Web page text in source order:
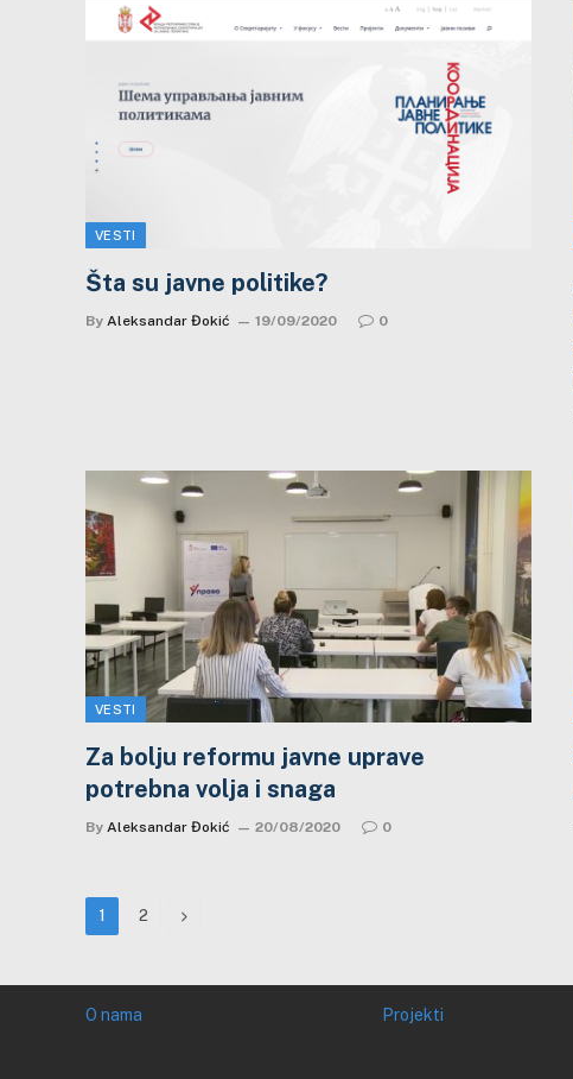
VESTI
Šta su javne politike?
By Aleksandar Đokić 19/09/2020 0
VESTI
Za bolju reformu javne uprave
potrebna volja i snaga
By Aleksandar Đokić 20/08/2020 0
1 2 Next
O nama Projekti